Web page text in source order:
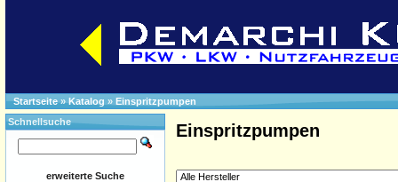
Startseite»Katalog » Einspritzpumpen
Einspritzpumpen
Schnellsuche
erweiterte Suche